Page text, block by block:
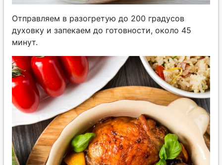
Отправляем в разогретую до 200 градусов
духовку и запекаем до готовности, около 45
минут.